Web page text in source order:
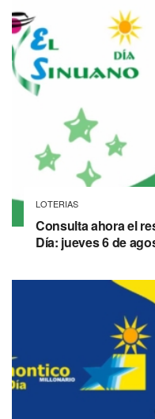
LOTERIAS
Consulta ahora el
Día: jueves 6 de